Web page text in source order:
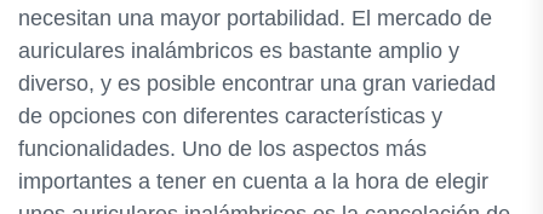
necesitan una mayor portabilidad. El mercado de
auriculares inalámbricos es bastante amplio y
diverso, y es posible encontrar una gran variedad
de opciones con diferentes características y
funcionalidades. Uno de los aspectos más
importantes a tener en cuenta a la hora de elegir